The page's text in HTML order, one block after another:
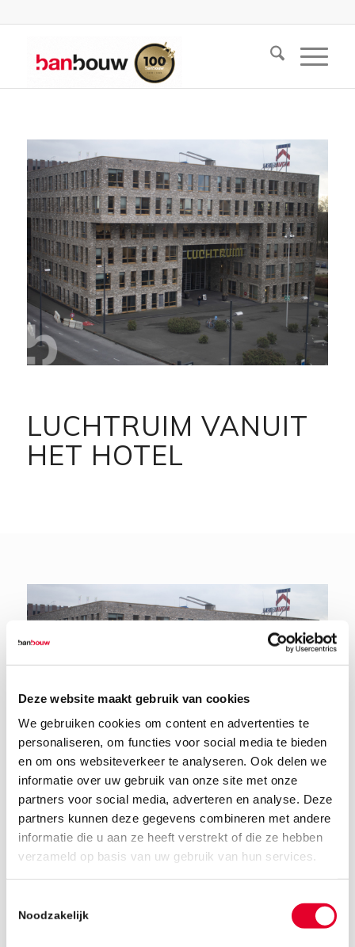
Deze website maakt gebruik van cookies
We gebruiken cookies om content en advertenties te
personaliseren, om functies voor social media te bieden
en om ons websiteverkeer te analyseren. Ook delen we
informatie over uw gebruik van onze site met onze
partners voor social media, adverteren en analyse. Deze
partners kunnen deze gegevens combineren met andere
informatie die u aan ze heeft verstrekt of die ze hebben
verzameld op basis van uw gebruik van hun services.
Noodzakelijk
LUCHTRUIM VANUIT
HET HOTEL
11 maart 2019